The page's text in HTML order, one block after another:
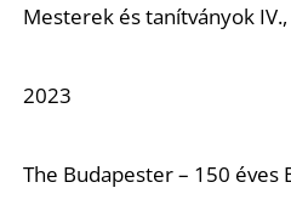
Mesterek és tanítványok
2023
The Budapester – 150 éves